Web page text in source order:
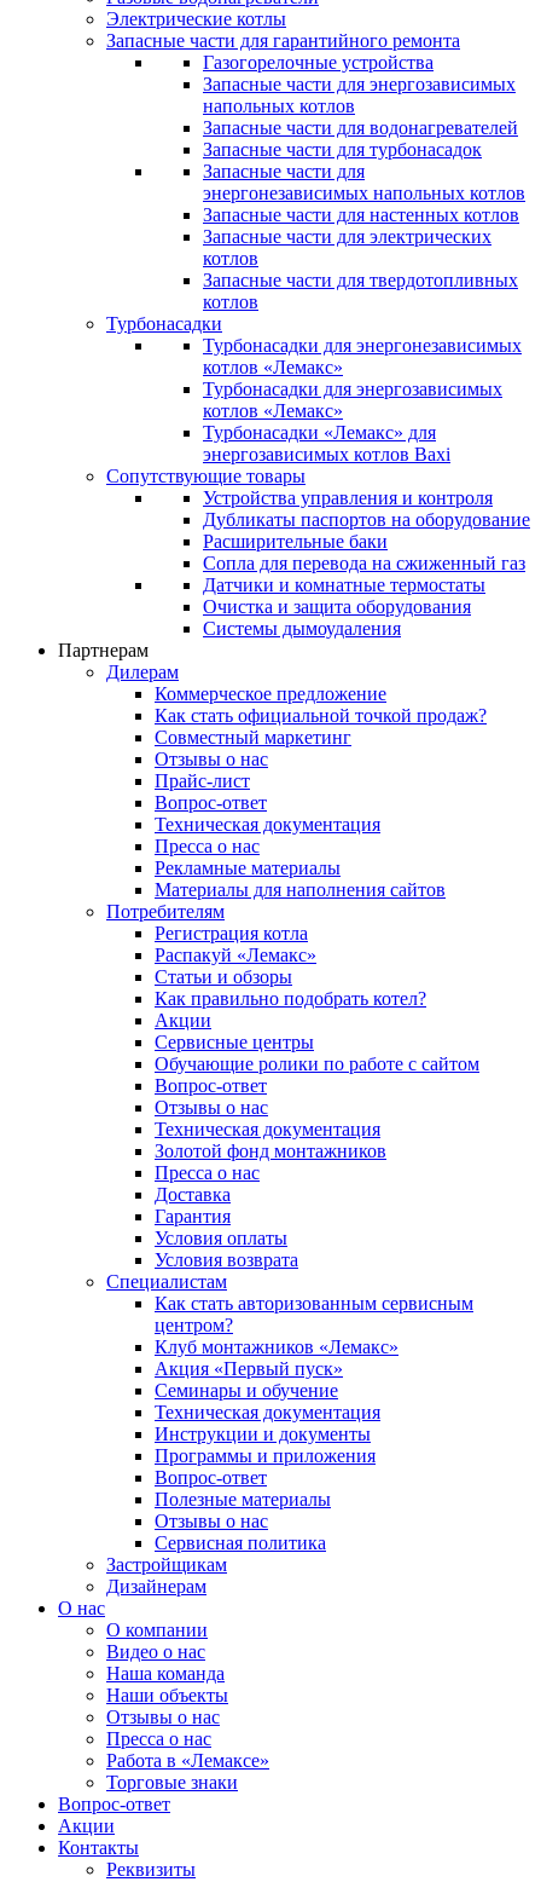
Электрические котлы
Запасные части для гарантийного ремонта
Газогорелочные устройства
Запасные части для энергозависимых
напольных котлов
Запасные части для водонагревателей
Запасные части для турбонасадок
Запасные части для
энергонезависимых напольных котлов
Запасные части для настенных котлов
Запасные части для электрических
котлов
Запасные части для твердотопливных
котлов
Турбонасадки
Турбонасадки для энергонезависимых
котлов «Лемакс»
Турбонасадки для энергозависимых
котлов «Лемакс»
Турбонасадки «Лемакс» для
энергозависимых котлов Baxi
Сопутствующие товары
Устройства управления и контроля
Дубликаты паспортов на оборудование
Расширительные баки
Сопла для перевода на сжиженный газ
Датчики и комнатные термостаты
Очистка и защита оборудования
Системы дымоудаления
Партнерам
Дилерам
Коммерческое предложение
Как стать официальной точкой продаж?
Совместный маркетинг
Отзывы о нас
Прайс-лист
Вопрос-ответ
Техническая документация
Пресса о нас
Рекламные материалы
Материалы для наполнения сайтов
Потребителям
Регистрация котла
Распакуй «Лемакс»
Статьи и обзоры
Как правильно подобрать котел?
Акции
Сервисные центры
Обучающие ролики по работе с сайтом
Вопрос-ответ
Отзывы о нас
Техническая документация
Золотой фонд монтажников
Пресса о нас
Доставка
Гарантия
Условия оплаты
Условия возврата
Специалистам
Как стать авторизованным сервисным
центром?
Клуб монтажников «Лемакс»
Акция «Первый пуск»
Семинары и обучение
Техническая документация
Инструкции и документы
Программы и приложения
Вопрос-ответ
Полезные материалы
Отзывы о нас
Сервисная политика
Застройщикам
Дизайнерам
О нас
О компании
Видео о нас
Наша команда
Наши объекты
Отзывы о нас
Пресса о нас
Работа в «Лемаксе»
Торговые знаки
Вопрос-ответ
Акции
Контакты
Реквизиты